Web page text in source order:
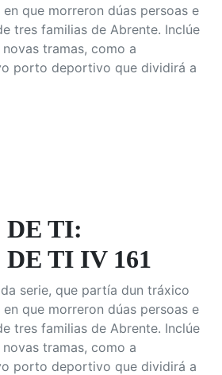
que morreron dúas persoas e
tres familias de Abrente. Inclúe
tramas, como a
porto deportivo que dividirá a
DE TI:
TI IV 161
serie, que partía dun tráxico
que morreron dúas persoas e
tres familias de Abrente. Inclúe
tramas, como a
porto deportivo que dividirá a